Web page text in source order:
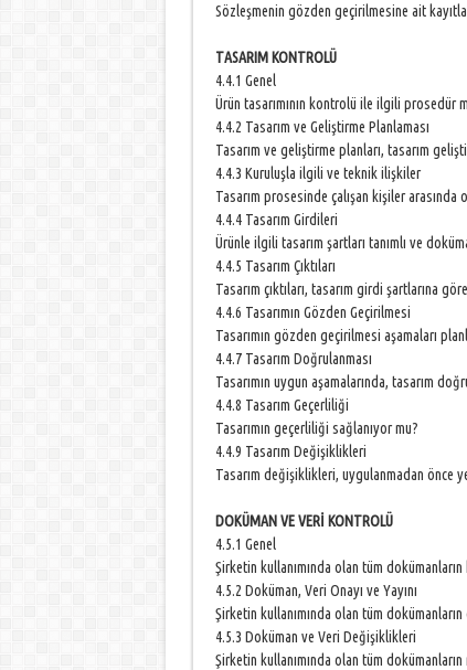
Sözleşmenin gözden geçirilmesine ait
TASARIM KONTROLÜ
4.4.1 Genel
Ürün tasarımının kontrolü ile ilgili prosedür
4.4.2 Tasarım ve Geliştirme Planlaması
Tasarım ve geliştirme planları, tasarım
4.4.3 Kuruluşla ilgili ve teknik ilişkiler
Tasarım prosesinde çalışan kişiler
4.4.4 Tasarım Girdileri
Ürünle ilgili tasarım şartları tanımlı ve
4.4.5 Tasarım Çıktıları
Tasarım çıktıları, tasarım girdi şartlarına
4.4.6 Tasarımın Gözden Geçirilmesi
Tasarımın gözden geçirilmesi aşamaları
4.4.7 Tasarım Doğrulanması
Tasarımın uygun aşamalarında, tasarım
4.4.8 Tasarım Geçerliliği
Tasarımın geçerliliği sağlanıyor mu?
4.4.9 Tasarım Değişiklikleri
Tasarım değişiklikleri, uygulanmadan önce
DOKÜMAN VE VERİ KONTROLÜ
4.5.1 Genel
Şirketin kullanımında olan tüm
4.5.2 Doküman, Veri Onayı ve Yayını
Şirketin kullanımında olan tüm
4.5.3 Doküman ve Veri Değişiklikleri
Şirketin kullanımında olan tüm